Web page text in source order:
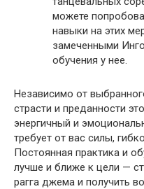
можете
навыки на этих
замеченными
обучения у нее.
Независимо от
страсти и преданности
энергичный и
требует от вас силы,
Постоянная практика и
лучше и ближе к цели —
рагга джема и получить